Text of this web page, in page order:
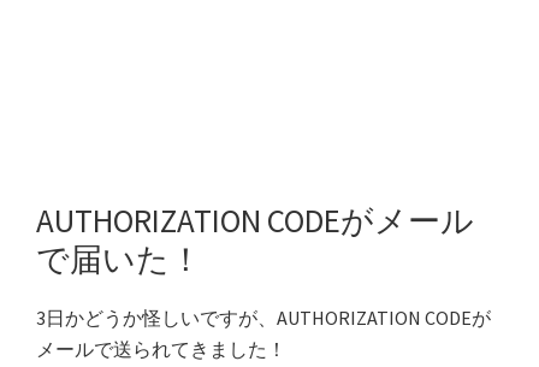
AUTHORIZATION CODEがメール
で届いた！
3日かどうか怪しいですが、AUTHORIZATION CODEが
メールで送られてきました！